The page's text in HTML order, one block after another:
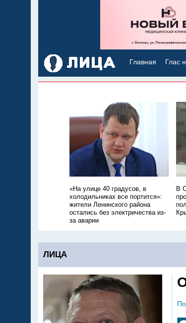
Главная Глас
«На улице 40 градусов, в
холодильниках все портится»:
жители Ленинского района
остались без электричества из-
за аварии
В
ЛИЦА